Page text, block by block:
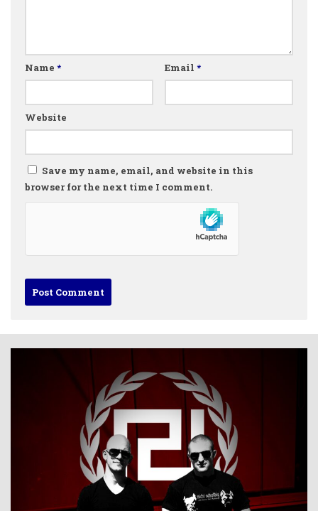
Name * Email *
Website
Save my name, email, and website in this
browser for the next time I comment.